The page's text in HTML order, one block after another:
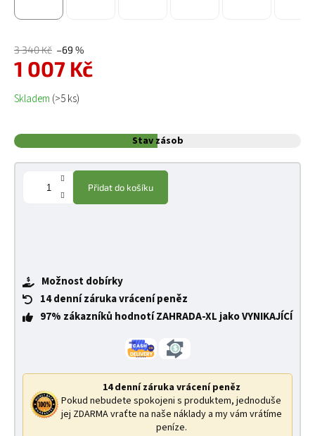
3 340 Kč –69 %
1 007 Kč
Měrná cena:
Skladem (>5 ks)
Stav zásob
Přidat do košíku
Možnost dobírky
14 denní záruka vrácení peněz
97% zákazníků hodnotí ZAHRADA-XL jako VYNIKAJÍCÍ
14 denní záruka vrácení peněz
Pokud nebudete spokojeni s produktem, jednoduše
jej ZDARMA vraťte na naše náklady a my vám vrátíme
peníze.